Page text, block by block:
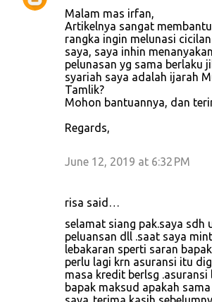
Malam mas irfan,
Artikelnya sangat
rangka ingin melunasi
saya, saya inhin
pelunasan yg sama berlaku
syariah saya adalah ijarah
Tamlik?
Mohon bantuannya, dan
Regards,
June 12, 2019 at 6:32 PM
risa said…
selamat siang pak.saya sdh
peluansan dll .saat saya
lebakaran sperti saran
perlu lagi krn asuransi itu
masa kredit berlsg .asuransi
bapak maksud apakah